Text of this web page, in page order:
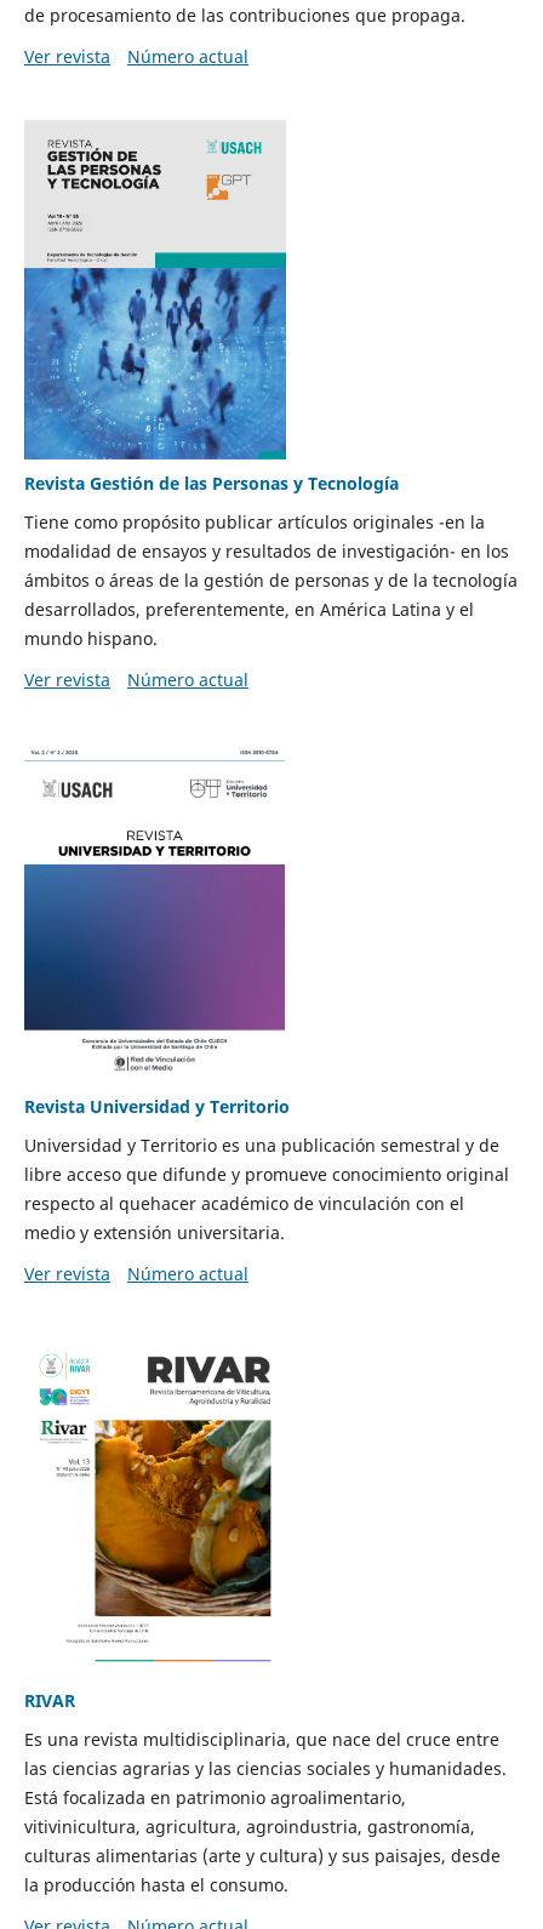
de procesamiento de las contribuciones que propaga.
Ver revista
Número actual
Revista Gestión de las Personas y Tecnología
Tiene como propósito publicar artículos originales -en la
modalidad de ensayos y resultados de investigación- en los
ámbitos o áreas de la gestión de personas y de la tecnología
desarrollados, preferentemente, en América Latina y el
mundo hispano.
Ver revista
Número actual
Revista Universidad y Territorio
Universidad y Territorio es una publicación semestral y de
libre acceso que difunde y promueve conocimiento original
respecto al quehacer académico de vinculación con el
medio y extensión universitaria.
Ver revista
Número actual
RIVAR
Es una revista multidisciplinaria, que nace del cruce entre
las ciencias agrarias y las ciencias sociales y humanidades.
Está focalizada en patrimonio agroalimentario,
vitivinicultura, agricultura, agroindustria, gastronomía,
culturas alimentarias (arte y cultura) y sus paisajes, desde
la producción hasta el consumo.